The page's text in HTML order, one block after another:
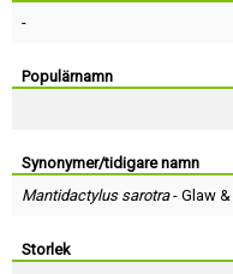
-
Populärnamn
Synonymer/tidigare namn
Mantidactylus sarotra- Glaw &
Storlek